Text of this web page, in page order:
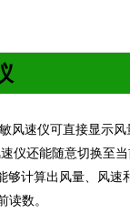
风速仪可直接显示
仪还能随意切换至
够计算出风量、风速
读数。